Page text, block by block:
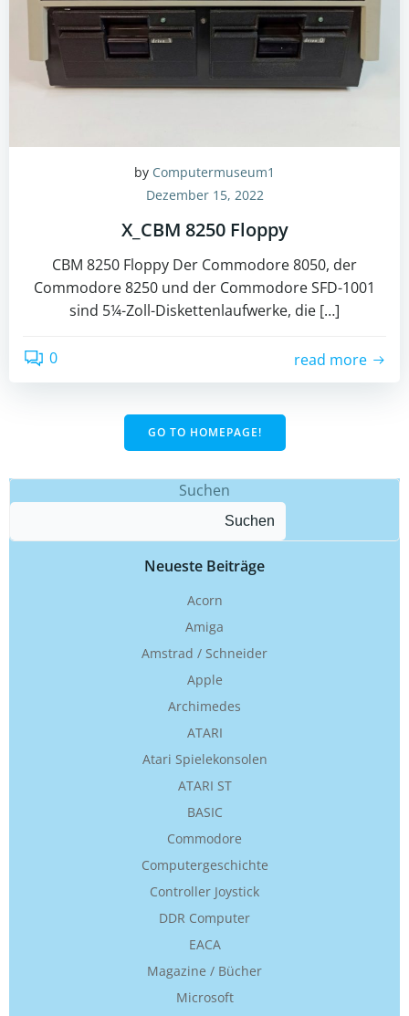
by Computermuseum1
Dezember 15, 2022
X_CBM 8250 Floppy
CBM 8250 Floppy Der Commodore 8050, der
Commodore 8250 und der Commodore SFD-1001
sind 5¼-Zoll-Diskettenlaufwerke, die […]
0 read more
GO TO HOMEPAGE!
Suchen
Suchen
Neueste Beiträge
Acorn
Amiga
Amstrad / Schneider
Apple
Archimedes
ATARI
Atari Spielekonsolen
ATARI ST
BASIC
Commodore
Computergeschichte
Controller Joystick
DDR Computer
EACA
Magazine / Bücher
Microsoft